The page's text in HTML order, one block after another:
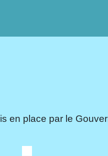
en place par le